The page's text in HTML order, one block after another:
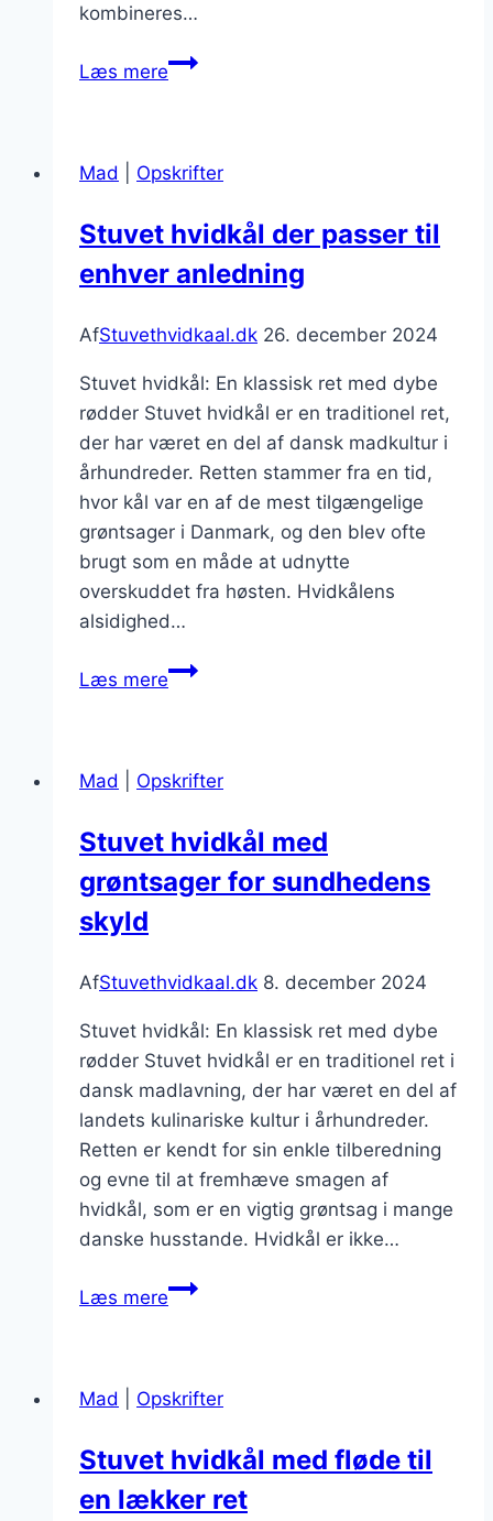
kombineres…
Læs mereStuvet
til
Mad Opskrifter
Stuvet hvidkål der passer til
enhver anledning
AfStuvethvidkaal.dk 26. december 2024
Stuvet hvidkål: En klassisk ret med dybe
rødder Stuvet hvidkål er en traditionel ret,
der har været en del af dansk madkultur i
århundreder. Retten stammer fra en tid,
hvor kål var en af de mest tilgængelige
grøntsager i Danmark, og den blev ofte
brugt som en måde at udnytte
overskuddet fra høsten. Hvidkålens
alsidighed…
Læs mereStuvet
til
anledning
Mad Opskrifter
Stuvet hvidkål med
grøntsager for sundhedens
skyld
AfStuvethvidkaal.dk 8. december 2024
Stuvet hvidkål: En klassisk ret med dybe
rødder Stuvet hvidkål er en traditionel ret i
dansk madlavning, der har været en del af
landets kulinariske kultur i århundreder.
Retten er kendt for sin enkle tilberedning
og evne til at fremhæve smagen af
hvidkål, som er en vigtig grøntsag i mange
danske husstande. Hvidkål er ikke…
Læs mereStuvet
for
skyld
Mad Opskrifter
Stuvet hvidkål med fløde til
en lækker ret